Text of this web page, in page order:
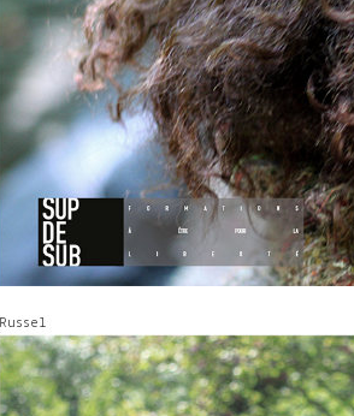
Russel